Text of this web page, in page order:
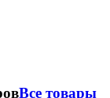
Все товары